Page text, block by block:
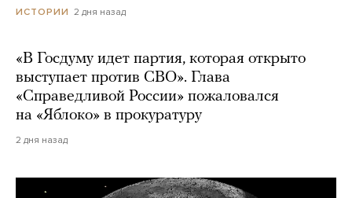
ИСТОРИИ 2 дня назад
«В Госдуму идет партия, которая открыто
выступает против СВО». Глава
«Справедливой России» пожаловался
на «Яблоко» в прокуратуру
2 дня назад